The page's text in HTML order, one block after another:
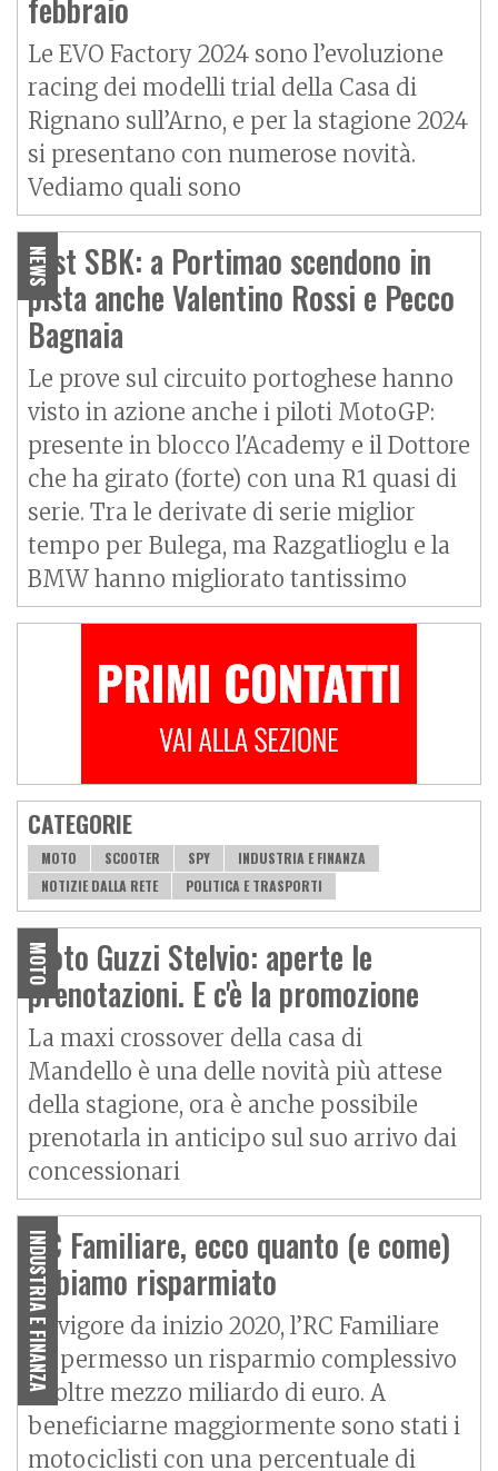
Le EVO Factory 2024 sono l’evoluzione
racing dei modelli trial della Casa di
Rignano sull’Arno, e per la stagione 2024
si presentano con numerose novità.
Vediamo quali sono
NEWS
Test SBK: a Portimao scendono in
pista anche Valentino Rossi e Pecco
Bagnaia
Le prove sul circuito portoghese hanno
visto in azione anche i piloti MotoGP:
presente in blocco l'Academy e il Dottore
che ha girato (forte) con una R1 quasi di
serie. Tra le derivate di serie miglior
tempo per Bulega, ma Razgatlioglu e la
BMW hanno migliorato tantissimo
CATEGORIE
MOTO SCOOTER SPY
INDUSTRIA E FINANZA
NOTIZIE DALLA RETE
POLITICA E TRASPORTI
MOTO
Moto Guzzi Stelvio: aperte le
prenotazioni. E c'è la promozione
La maxi crossover della casa di
Mandello è una delle novità più attese
della stagione, ora è anche possibile
prenotarla in anticipo sul suo arrivo dai
concessionari
INDUSTRIA E FINANZA
RC Familiare, ecco quanto (e come)
abbiamo risparmiato
In vigore da inizio 2020, l’RC Familiare
ha permesso un risparmio complessivo
di oltre mezzo miliardo di euro. A
beneficiarne maggiormente sono stati i
motociclisti con una percentuale di